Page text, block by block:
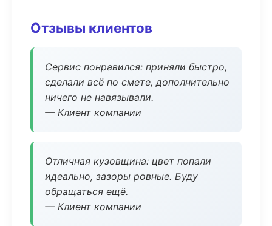
Отзывы клиентов
Сервис понравился: приняли быстро,
сделали всё по смете, дополнительно
ничего не навязывали.
— Клиент компании
Отличная кузовщина: цвет попали
идеально, зазоры ровные. Буду
обращаться ещё.
— Клиент компании